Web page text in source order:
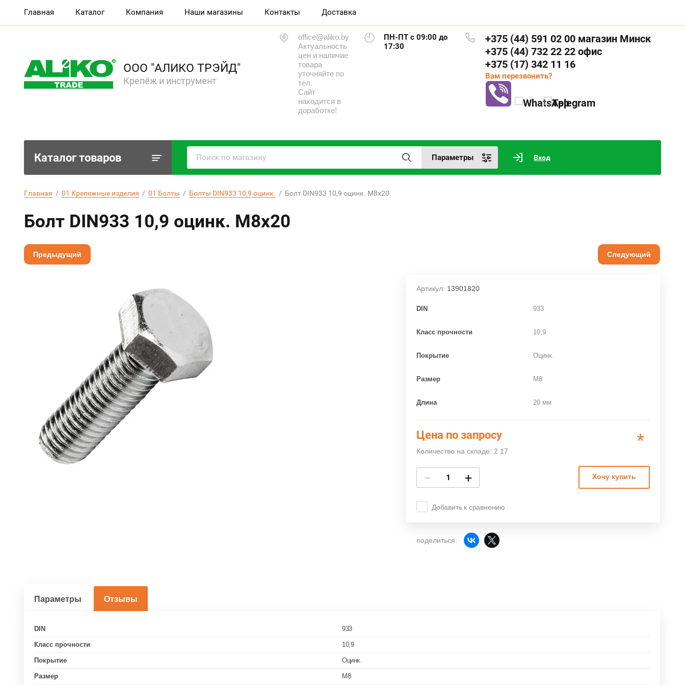
Главная Каталог Компания Наши магазины Контакты Доставка
ООО "АЛИКО ТРЭЙД"
Крепёж и инструмент
office@aliko.by
Актуальность
цен и наличие
товара
уточняйте по
тел.
Сайт
находится в
доработке!
ПН-ПТ с 09:00 до
17:30
+375 (44) 591 02 00 магазин Минск
+375 (44) 732 22 22 офис
+375 (17) 342 11 16
Вам перезвонить?
Каталог товаров Параметры Вход
Главная
  /
01 Крепежные изделия
  /
01 Болты
  /
Болты DIN933 10,9 оцинк.
  /  Болт DIN933 10,9 оцинк. М8x20
Болт DIN933 10,9 оцинк. М8x20
Предыдущий Следующий
Артикул: 13901820
DIN 933
Класс прочности 10,9
Покрытие Оцинк.
Размер M8
Длина 20 мм
Цена по запросу
Количество на складе: 2.17 *
− + Хочу купить
Добавить к сравнению
поделиться:
Параметры Отзывы
DIN 933
Класс прочности 10,9
Покрытие Оцинк.
Размер M8